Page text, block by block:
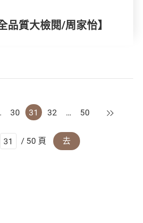
品質大檢閱/周家怡】
30 31 32 … 50 下一頁
/ 50 頁 去